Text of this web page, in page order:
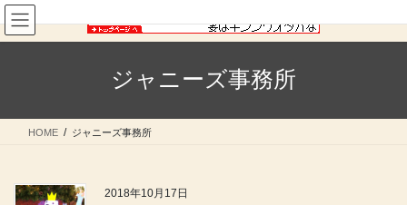
コ
ン
テ
ス
ナ
ビ
ゲ
ン
ジャニーズ事務所
HOME ジャニーズ事務所
2018年10月17日